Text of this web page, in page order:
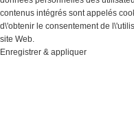
contenus intégrés sont appelés
d\'obtenir le consentement de
site Web.
Enregistrer & appliquer